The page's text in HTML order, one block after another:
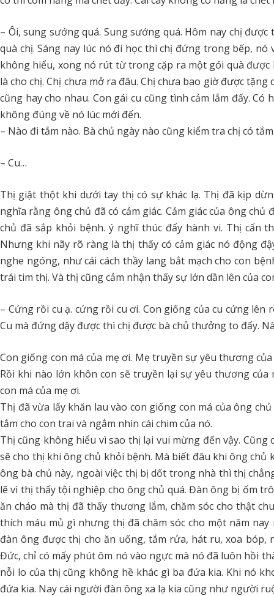
– Ôi, sung sướng quá. Sung sướng quá. Hôm nay chị
quà chị. Sáng nay lúc nó đi học thì chị đứng trong bếp,
không hiểu, xong nó rút từ trong cặp ra một gói quà
là cho chị. Chị chưa mở ra đâu. Chị chưa bao giờ được
cũng hay cho nhau. Con gái cu cũng tình cảm lắm đấy.
không đúng về nó lúc mới đến.
– Nào đi tắm nào. Bà chủ ngày nào cũng kiểm tra chị có
– Cu…
Thị giật thột khi dưới tay thị có sự khác lạ. Thị đã kịp
nghĩa rằng ông chủ đã có cảm giác. Cảm giác của ông
chủ đã sắp khỏi bệnh. ý nghĩ thúc đẩy hành vi. Thị cẩn
Nhưng khi nãy rõ ràng là thị thấy có cảm giác nó động
nghe ngóng, như cái cách thầy lang bắt mạch cho con
trái tim thị. Và thị cũng cảm nhận thấy sự lớn dần lên của
– Cứng rồi cu ạ. cứng rồi cu ơi. Con giống của cu cứng lên
Cu mà đứng dậy được thì chị được bà chủ thưởng to đấy.
Con giống con má của mẹ ơi. Mẹ truyền sự yêu thương
Rồi khi nào lớn khôn con sẽ truyền lại sự yêu thương
con má của mẹ ơi.
Thị đã vừa lấy khăn lau vào con giống con má của ông
tắm cho con trai và ngắm nhìn cái chim của nó.
Thị cũng không hiểu vì sao thị lại vui mừng đến vậy.
sẽ cho thị khi ông chủ khỏi bệnh. Mà biết đâu khi ông
ông bà chủ này, ngoài việc thị bị dốt trong nhà thì thị
lẽ vì thị thấy tội nghiệp cho ông chủ quá. Đàn ông bị ốm
ăn cháo mà thị đã thấy thương lắm, chăm sóc cho thật
thích máu mủ gì nhưng thị đã chăm sóc cho một năm
đàn ông được thị cho ăn uống, tắm rửa, hát ru, xoa
Đức, chỉ có mấy phút ôm nó vào ngực mà nó đã luôn hồi
nỗi lo của thị cũng không hề khác gì ba đứa kia. Khi nó
đứa kia. Nay cái người đàn ông xa lạ kia cũng như người